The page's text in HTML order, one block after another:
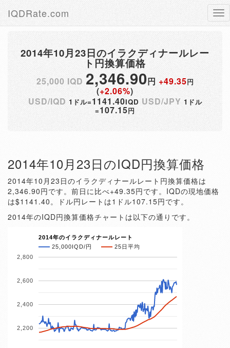
IQDRate.com
2014年10月23日のイラクディナールレー
ト円換算価格
25,000 IQD 2,346.90円 +49.35円
(+2.06%)
USD/IQD 1ドル=1141.40IQD USD/JPY 1ドル
=107.15円
2014年10月23日のIQD円換算価格
2014年10月23日のイラクディナールレート円換算価格は
2,346.90円です。前日に比べ+49.35円です。IQDの現地価格
は$1141.40。ドル円レートは1ドル107.15円です。
2014年のIQD円換算価格チャートは以下の通りです。
2014年のイラクディナールレート
25,000IQD/円
25日平均
2,200
2,400
2,600
2,800